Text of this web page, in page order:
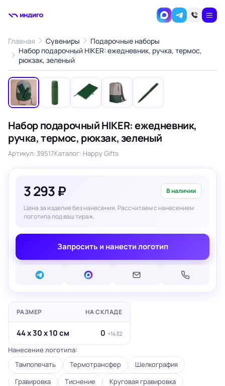
Главная Сувениры
Подарочные наборы
Набор подарочный HIKER: ежедневник, ручка, термос,
рюкзак, зеленый
‹ ›
Набор подарочный HIKER: ежедневник,
ручка, термос, рюкзак, зеленый
Артикул: 39517Каталог: Happy Gifts
3 293 ₽ В наличии
Цена за изделие без нанесения. Рассчитаем с нанесением
логотипа под ваш тираж.
Запросить и нанести логотип
РАЗМЕР НА СКЛАДЕ
44 х 30 х 10 см 0 +1432
Нанесение логотипа:
Тампопечать Термотрансфер
Шелкография
Гравировка
Тиснение
Круговая гравировка